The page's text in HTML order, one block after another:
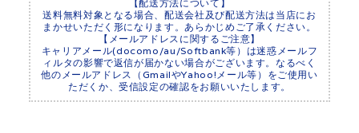
【配送方法について】
送料無料対象となる場合、配送会社及び配送方法は当店にお
まかせいただく形になります。あらかじめご了承ください。
【メールアドレスに関するご注意】
キャリアメール(docomo/au/Softbank等）は迷惑メールフ
ィルタの影響で返信が届かない場合がございます。なるべく
他のメールアドレス（GmailやYahoo!メール等）をご使用い
ただくか、受信設定の確認をお願いいたします。